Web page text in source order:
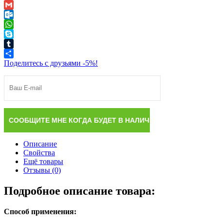
Viber
Gmail
Outlook.com
WhatsApp
Skype
Tumblr
Поделитесь с друзьями -5%!
Описание
Свойства
Ещё товары
Отзывы (0)
Подробное описание товара:
Способ применения: